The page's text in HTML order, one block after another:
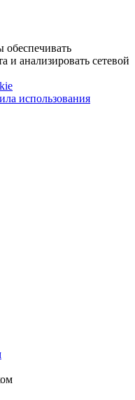
и анализировать сетевой
использования